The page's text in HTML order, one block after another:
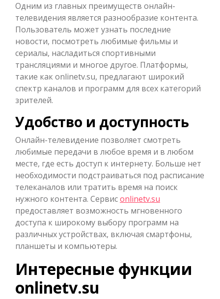
Одним из главных преимуществ онлайн-
телевидения является разнообразие контента.
Пользователь может узнать последние
новости, посмотреть любимые фильмы и
сериалы, насладиться спортивными
трансляциями и многое другое. Платформы,
такие как onlinetv.su, предлагают широкий
спектр каналов и программ для всех категорий
зрителей.
Удобство и доступность
Онлайн-телевидение позволяет смотреть
любимые передачи в любое время и в любом
месте, где есть доступ к интернету. Больше нет
необходимости подстраиваться под расписание
телеканалов или тратить время на поиск
нужного контента. Сервисonlinetv.su
предоставляет возможность мгновенного
доступа к широкому выбору программ на
различных устройствах, включая смартфоны,
планшеты и компьютеры.
Интересные функции
onlinetv.su